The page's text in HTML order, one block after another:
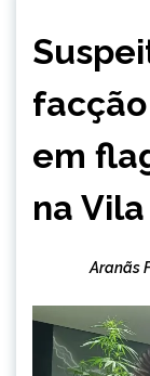
NOTÍCIAS
em
na
Aranãs